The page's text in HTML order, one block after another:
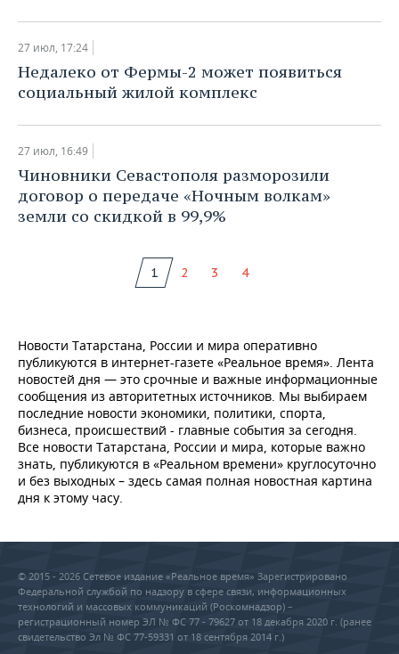
27 июл, 17:24
​Недалеко от Фермы-2 может появиться
социальный жилой комплекс
27 июл, 16:49
​Чиновники Севастополя разморозили
договор о передаче «Ночным волкам»
земли со скидкой в 99,9%
1 2 3 4
Новости Татарстана, России и мира оперативно
публикуются в интернет-газете «Реальное время». Лента
новостей дня — это срочные и важные информационные
сообщения из авторитетных источников. Мы выбираем
последние новости экономики, политики, спорта,
бизнеса, происшествий - главные события за сегодня.
Все новости Татарстана, России и мира, которые важно
знать, публикуются в «Реальном времени» круглосуточно
и без выходных – здесь самая полная новостная картина
дня к этому часу.
© 2015 - 2026 Сетевое издание «Реальное время» Зарегистрировано
Федеральной службой по надзору в сфере связи, информационных
технологий и массовых коммуникаций (Роскомнадзор) –
регистрационный номер ЭЛ № ФС 77 - 79627 от 18 декабря 2020 г. (ранее
свидетельство Эл № ФС 77-59331 от 18 сентября 2014 г.)